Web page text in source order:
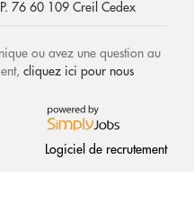
76 60 109 Creil Cedex
ou avez une question au
cliquez ici pour nous
Logiciel de recrutement